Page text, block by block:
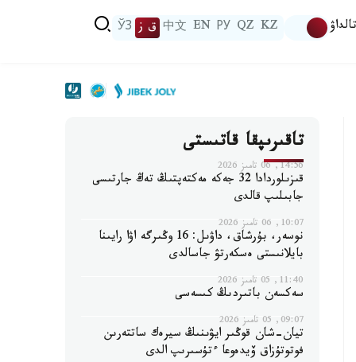
تالداۋ KZ
QZ
РУ
EN
中文 ق ز ЎЗ
تاقىرىپقا قاتىستى
14:56, 06 تامىز 2026
قىزىلوردادا 32 جەكە مەكتەپتىڭ تەڭ جارتىسى
جابىلىپ قالدى
10:07, 06 تامىز 2026
نوسەر، بۇرشاق، داۋىل: 16 وڭىرگە اۋا رايىنا
بايلانىستى ەسكەرتۋ جاسالدى
11:40, 05 تامىز 2026
سەكسەن باتىردىڭ كىسەسى
09:07, 05 تامىز 2026
تيان-شان قوڭىر ايۋىنىڭ سيرەك ساتتەرىن
فوتوتۇزاق ۆيدەوعا ءتۇسىرىپ الدى